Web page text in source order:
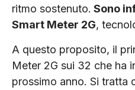
ritmo sostenuto. Sono
Smart Meter 2G,
A questo proposito, il
Meter 2G sui 32 che ha
prossimo anno. Si tratta